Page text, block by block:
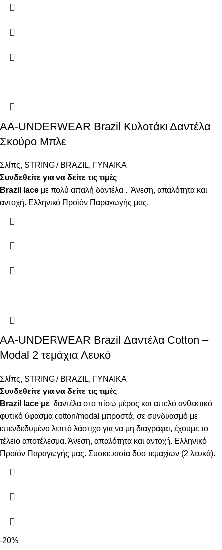
AA-UNDERWEAR Brazil Κυλοτάκι Δαντέλα
Σκούρο Μπλε
Σλίπς, STRING / BRAZIL, ΓΥΝΑΙΚΑ
Συνδεθείτε για να δείτε τις τιμές
Brazil lace με πολύ απαλή δαντέλα . Άνεση, απαλότητα και
αντοχή. Ελληνικό Προϊόν Παραγωγής μας.
AA-UNDERWEAR Brazil Δαντέλα Cotton –
Modal 2 τεμάχια Λευκό
Σλίπς, STRING / BRAZIL, ΓΥΝΑΙΚΑ
Συνδεθείτε για να δείτε τις τιμές
Brazil lace με δαντέλα στο πίσω μέρος και απαλό ανθεκτικό
φυτικό ύφασμα cotton/modal μπροστά, σε συνδυασμό με
επενδεδυμένο λεπτό λάστιχο για να μη διαγράφει, έχουμε το
τέλειο αποτέλεσμα. Άνεση, απαλότητα και αντοχή. Ελληνικό
Προϊόν Παραγωγής μας. Συσκευασία δύο τεμαχίων (2 λευκά).
-20%